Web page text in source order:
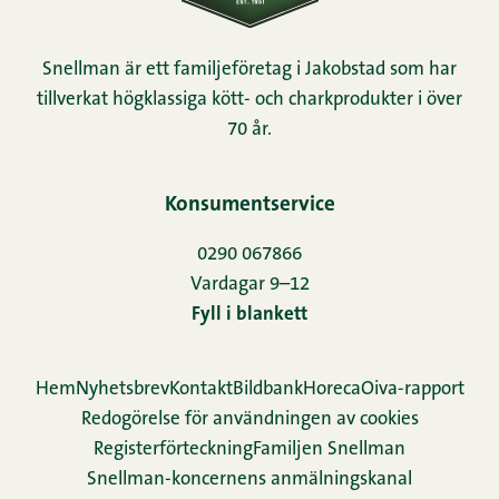
Snellman är ett familjeföretag i Jakobstad som har
tillverkat högklassiga kött- och charkprodukter i över
70 år.
Konsumentservice
0290 067866
Vardagar 9–12
Fyll i blankett
HemNyhetsbrevKontaktBildbankHorecaOiva-rapport
Redogörelse för användningen av cookies
Re­gis­ter­för­teck­ningFamiljen Snellman
Snellman-koncernens anmälningskanal